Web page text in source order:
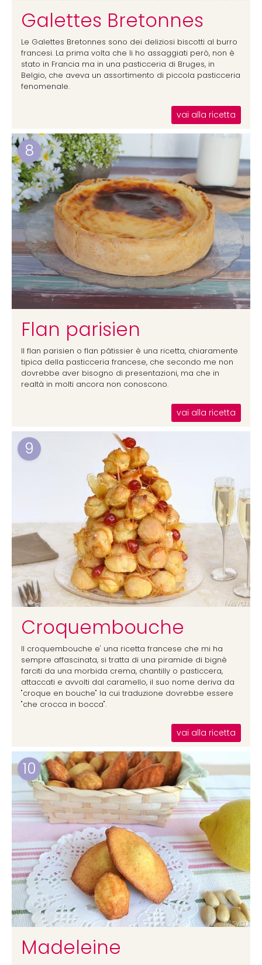
Galettes Bretonnes
Le Galettes Bretonnes sono dei deliziosi biscotti al burro
francesi. La prima volta che li ho assaggiati però, non è
stato in Francia ma in una pasticceria di Bruges, in
Belgio, che aveva un assortimento di piccola pasticceria
fenomenale.
vai alla ricetta
8
Flan parisien
Il flan parisien o flan pâtissier è una ricetta, chiaramente
tipica della pasticceria francese, che secondo me non
dovrebbe aver bisogno di presentazioni, ma che in
realtà in molti ancora non conoscono.
vai alla ricetta
9
Croquembouche
Il croquembouche e' una ricetta francese che mi ha
sempre affascinata, si tratta di una piramide di bignè
farciti da una morbida crema, chantilly o pasticcera,
attaccati e avvolti dal caramello, il suo nome deriva da
"croque en bouche" la cui traduzione dovrebbe essere
"che crocca in bocca".
vai alla ricetta
10
Madeleine